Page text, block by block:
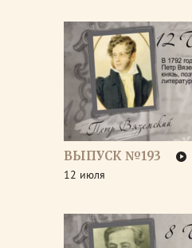
ВЫПУСК №193
12 июля